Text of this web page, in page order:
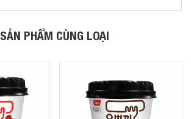
SẢN PHẨM CÙNG LOẠI